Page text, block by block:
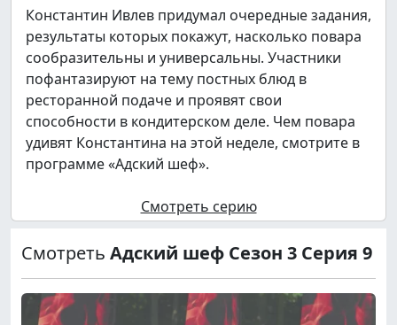
Константин Ивлев придумал очередные задания,
результаты которых покажут, насколько повара
сообразительны и универсальны. Участники
пофантазируют на тему постных блюд в
ресторанной подаче и проявят свои
способности в кондитерском деле. Чем повара
удивят Константина на этой неделе, смотрите в
программе «Адский шеф».
Смотреть серию
Смотреть Адский шеф Сезон 3 Серия 9